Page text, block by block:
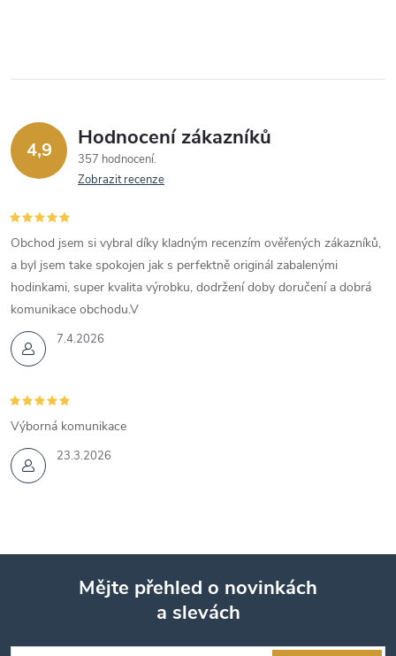
4,9 Hodnocení zákazníků
357 hodnocení
Zobrazit recenze
7.4.2026
Obchod jsem si vybral díky kladným recenzím ověřených zákazníků,
a byl jsem take spokojen jak s perfektně originál zabalenými
hodinkami, super kvalita výrobku, dodržení doby doručení a dobrá
komunikace obchodu.V
23.3.2026
Výborná komunikace
Mějte přehled o novinkách
a slevách